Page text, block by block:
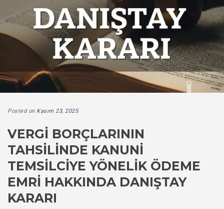
Posted on Kasım 23, 2025
VERGI BORÇLARININ
TAHSILINDE KANUNI
TEMSILCIYE YÖNELIK ÖDEME
EMRI HAKKINDA DANIŞTAY
KARARI